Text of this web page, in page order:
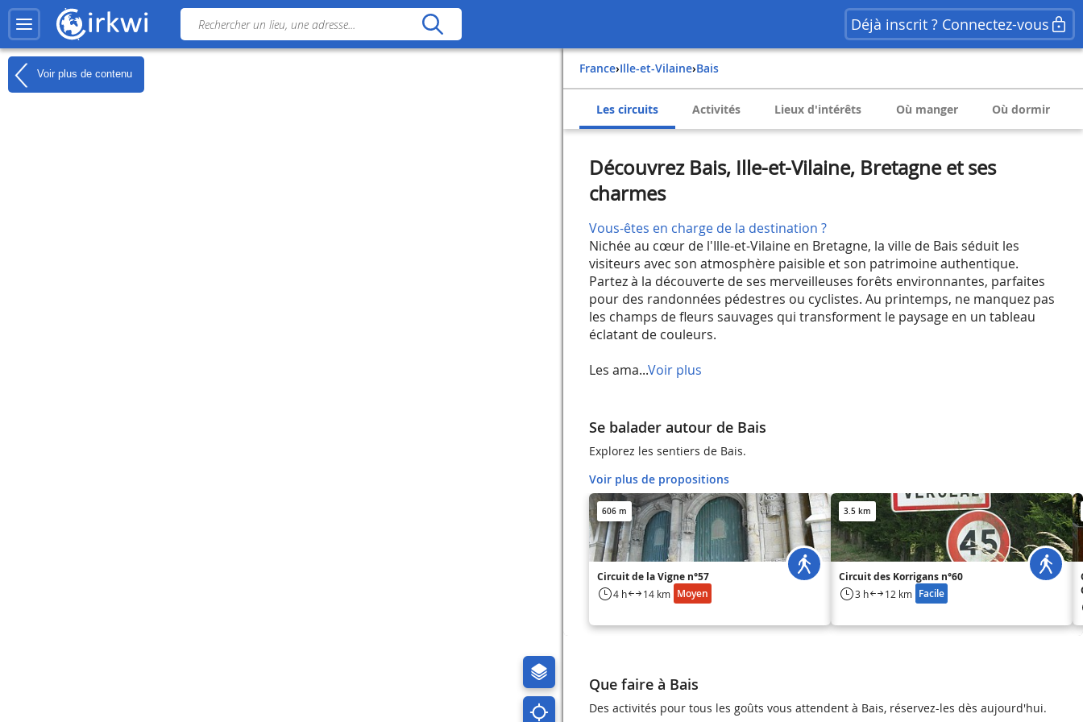
Déjà inscrit ? Connectez-vous
Voir plus de contenu France› Ille-et-Vilaine› Bais
Les circuits Activités Lieux d'intérêts Où manger Où dormir
Découvrez Bais, Ille-et-Vilaine, Bretagne et ses
charmes
Vous-êtes en charge de la destination ?
Nichée au cœur de l'Ille-et-Vilaine en Bretagne, la ville de Bais séduit les
visiteurs avec son atmosphère paisible et son patrimoine authentique.
Partez à la découverte de ses merveilleuses forêts environnantes, parfaites
pour des randonnées pédestres ou cyclistes. Au printemps, ne manquez pas
les champs de fleurs sauvages qui transforment le paysage en un tableau
éclatant de couleurs.
Les ama...Voir plus
Se balader autour de Bais
Explorez les sentiers de Bais.
Voir plus de propositions
606 m
Circuit de la Vigne n°57
4 h 14 km Moyen
3.5 km
Circuit des Korrigans n°60
3 h 12 km Facile
Que faire à Bais
Des activités pour tous les goûts vous attendent à Bais, réservez-les dès aujourd'hui.